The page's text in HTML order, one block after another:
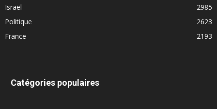
Israël
2985
Politique
2623
France
2193
Catégories populaires